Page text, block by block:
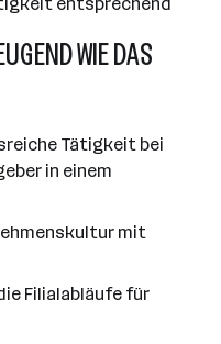
WIE DAS
Tätigkeit bei
in einem
mit
Filialabläufe für